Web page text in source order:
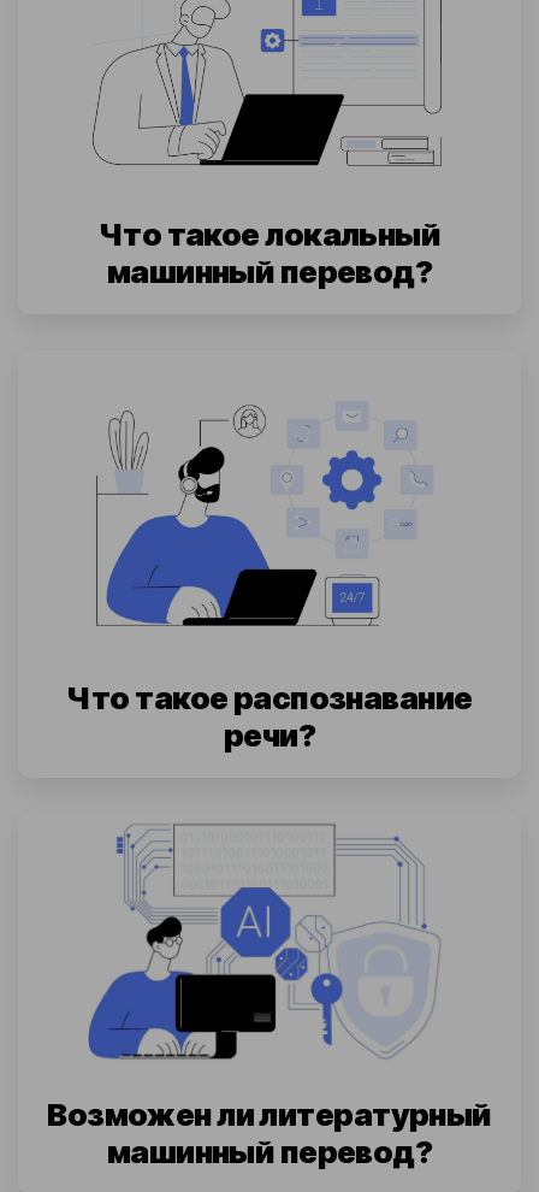
Что такое локальный
машинный перевод?
Что такое распознавание
речи?
Возможен ли литературный
машинный перевод?